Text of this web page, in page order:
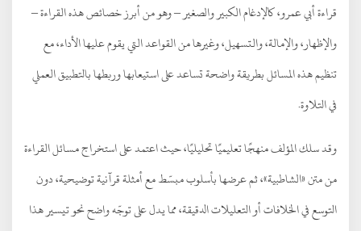
قراءة أبي عمرو، كالإدغام الكبير والصغير – وهو من أبرز خصائص هذه القراءة –
والإظهار، والإمالة، والتسهيل، وغيرها من القواعد التي يقوم عليها الأداء، مع
تنظيم هذه المسائل بطريقة واضحة تساعد على استيعابها وربطها بالتطبيق العملي
في التلاوة.
وقد سلك المؤلف منهجًا تعليميًا تحليليًا، حيث اعتمد على استخراج مسائل القراءة
من متن «الشاطبية»، ثم عرضها بأسلوب مبسّط مع أمثلة قرآنية توضيحية، دون
التوسع في الخلافات أو التعليلات الدقيقة، مما يدل على توجّه واضح نحو تيسير هذا